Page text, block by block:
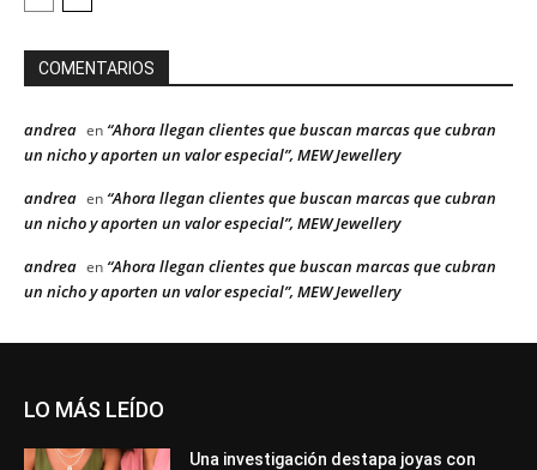
COMENTARIOS
andrea en “Ahora llegan clientes que buscan marcas que cubran
un nicho y aporten un valor especial”, MEW Jewellery
andrea en “Ahora llegan clientes que buscan marcas que cubran
un nicho y aporten un valor especial”, MEW Jewellery
andrea en “Ahora llegan clientes que buscan marcas que cubran
un nicho y aporten un valor especial”, MEW Jewellery
LO MÁS LEÍDO
Una investigación destapa joyas con